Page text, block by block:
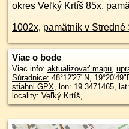
okres Veľký Krtíš 85x,
1002x, pamätník v
Viac o bode
Viac info: aktualizovať mapu,
Súradnice: 48°12'27"N,
stiahni GPX, lon: 19.3471465,
locality: Veľký Krtíš,